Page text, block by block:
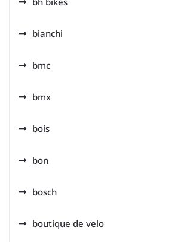
bianchi
bmc
bmx
bois
bon
bosch
boutique de velo